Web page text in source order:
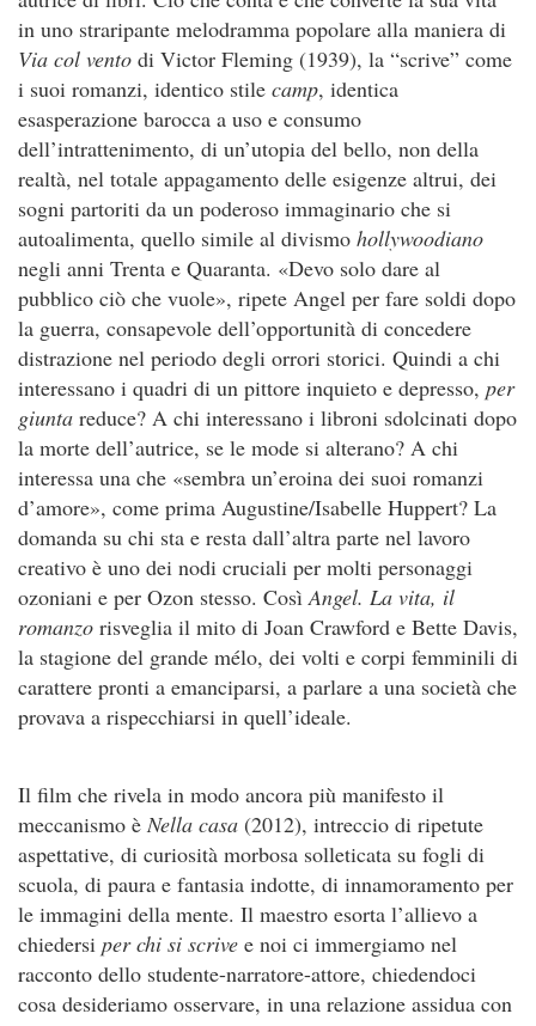
in uno straripante melodramma popolare alla maniera di
Via col vento di Victor Fleming (1939), la “scrive” come
i suoi romanzi, identico stile camp, identica
esasperazione barocca a uso e consumo
dell’intrattenimento, di un’utopia del bello, non della
realtà, nel totale appagamento delle esigenze altrui, dei
sogni partoriti da un poderoso immaginario che si
autoalimenta, quello simile al divismo hollywoodiano
negli anni Trenta e Quaranta. «Devo solo dare al
pubblico ciò che vuole», ripete Angel per fare soldi dopo
la guerra, consapevole dell’opportunità di concedere
distrazione nel periodo degli orrori storici. Quindi a chi
interessano i quadri di un pittore inquieto e depresso, per
giunta reduce? A chi interessano i libroni sdolcinati dopo
la morte dell’autrice, se le mode si alterano? A chi
interessa una che «sembra un’eroina dei suoi romanzi
d’amore», come prima Augustine/Isabelle Huppert? La
domanda su chi sta e resta dall’altra parte nel lavoro
creativo è uno dei nodi cruciali per molti personaggi
ozoniani e per Ozon stesso. CosìAngel. La vita, il
romanzo risveglia il mito di Joan Crawford e Bette Davis,
la stagione del grande mélo, dei volti e corpi femminili di
carattere pronti a emanciparsi, a parlare a una società che
provava a rispecchiarsi in quell’ideale.
Il film che rivela in modo ancora più manifesto il
meccanismo èNella casa (2012), intreccio di ripetute
aspettative, di curiosità morbosa solleticata su fogli di
scuola, di paura e fantasia indotte, di innamoramento per
le immagini della mente. Il maestro esorta l’allievo a
chiedersi per chi si scrive e noi ci immergiamo nel
racconto dello studente-narratore-attore, chiedendoci
cosa desideriamo osservare, in una relazione assidua con